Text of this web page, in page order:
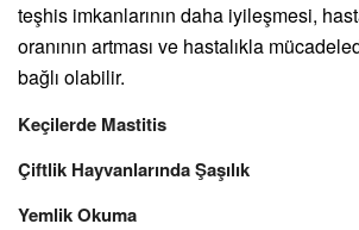
teşhis imkanlarının daha iyileşmesi,
oranının artması ve hastalıkla
bağlı olabilir.
Keçilerde Mastitis
Çiftlik Hayvanlarında Şaşılık
Yemlik Okuma